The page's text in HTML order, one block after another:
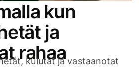
kun
ja
rahaa
kulutat ja vastaanotat